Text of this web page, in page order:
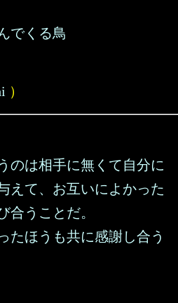
でくる鳥
）
のは相手に無くて自分に
えて、お互いによかった
合うことだ。
たほうも共に感謝し合う